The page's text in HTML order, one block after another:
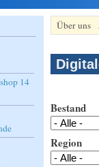
Über uns
Bestand
Region
14